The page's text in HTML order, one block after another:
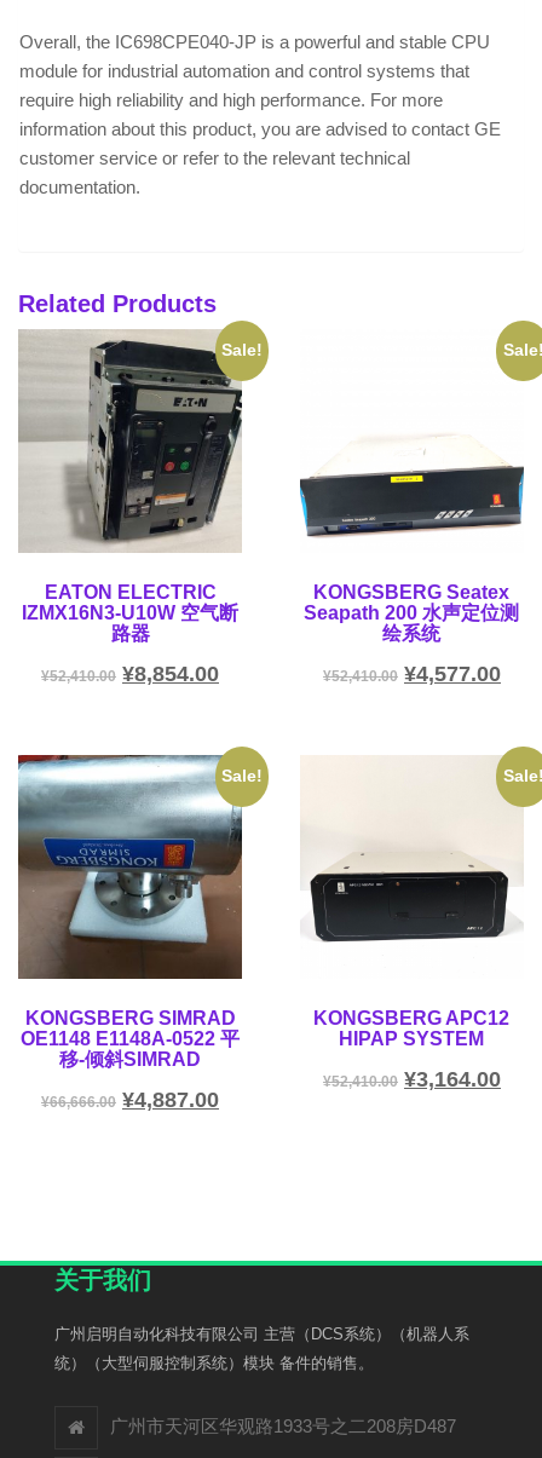
Overall, the IC698CPE040-JP is a powerful and stable CPU
module for industrial automation and control systems that
require high reliability and high performance. For more
information about this product, you are advised to contact GE
customer service or refer to the relevant technical
documentation.
Related Products
Sale!
EATON ELECTRIC
IZMX16N3-U10W 空气断
路器
¥52,410.00 ¥8,854.00
KONGSBERG Seatex
Seapath 200 水声定位测
绘系统
¥52,410.00 ¥4,577.00
Sale!
KONGSBERG SIMRAD
OE1148 E1148A-0522 平
移-倾斜SIMRAD
¥66,666.00 ¥4,887.00
KONGSBERG APC12
HIPAP SYSTEM
¥52,410.00 ¥3,164.00
关于我们
广州启明自动化科技有限公司 主营（DCS系统）（机器人系
统）（大型伺服控制系统）模块 备件的销售。
广州市天河区华观路1933号之二208房D487